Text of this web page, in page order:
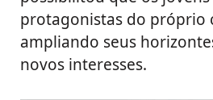
protagonistas do próprio
ampliando seus
novos interesses.